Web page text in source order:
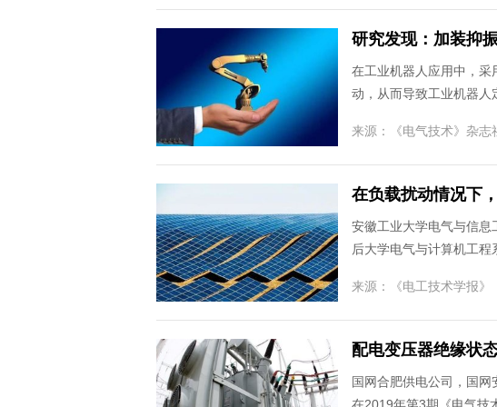
研究发现：加装抑
在工业机器人应用中，采
动，从而导致工业机器人
来源： 《电气技术》杂志
在负载扰动情况下
安徽工业大学电气与信息
后大学电气与计算机工程
来源： 《电工技术学报》
配电变压器绝缘状
国网合肥供电公司，国网